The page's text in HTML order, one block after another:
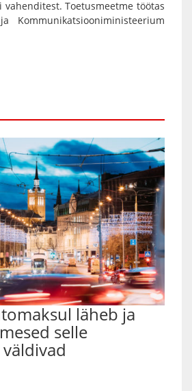
vahenditest. Toetusmeetme töötas
Kommunikatsiooniministeerium
läheb ja
selle